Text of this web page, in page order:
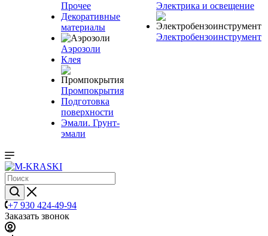
Прочее
Декоративные
материалы
Аэрозоли
Клея
Промпокрытия
Подготовка
поверхности
Эмали. Грунт-
эмали
Электрика и освещение
Электробензоинструмент
+7 930 424-49-94
Заказать звонок